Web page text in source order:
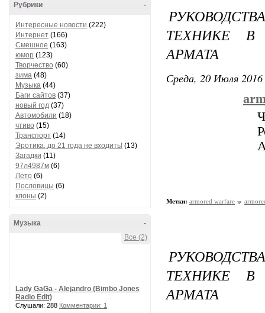
-
Рубрики
Интересные новости (222)
Интернет (166)
Смешное (163)
юмор (123)
Творчество (60)
зима (48)
Музыка (44)
Баги сайтов (37)
новый год (37)
Автомобили (18)
чтиво (15)
Транспорт (14)
Эротика, до 21 года не входить! (13)
Загадки (11)
97л4987м (6)
Лето (6)
Пословицы (6)
клоны (2)
-
Музыка
Все (2)
Lady GaGa - Alejandro (Bimbo Jones
Radio Edit)
Слушали: 288 Комментарии: 1
ТЕХНИКЕ В
АРМАТА
Среда, 20 Июля
Метки: armored warfare
ТЕХНИКЕ В
АРМАТА